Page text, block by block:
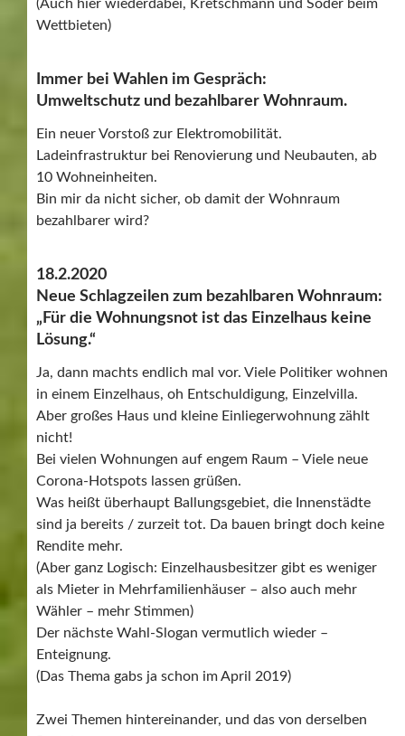
(Auch hier wiederdabei, Kretschmann und Söder beim
Wettbieten)
Immer bei Wahlen im Gespräch:
Umweltschutz und bezahlbarer Wohnraum.
Ein neuer Vorstoß zur Elektromobilität.
Ladeinfrastruktur bei Renovierung und Neubauten, ab
10 Wohneinheiten.
Bin mir da nicht sicher, ob damit der Wohnraum
bezahlbarer wird?
18.2.2020
Neue Schlagzeilen zum bezahlbaren Wohnraum:
„Für die Wohnungsnot ist das Einzelhaus keine
Lösung.“
Ja, dann machts endlich mal vor. Viele Politiker wohnen
in einem Einzelhaus, oh Entschuldigung, Einzelvilla.
Aber großes Haus und kleine Einliegerwohnung zählt
nicht!
Bei vielen Wohnungen auf engem Raum – Viele neue
Corona-Hotspots lassen grüßen.
Was heißt überhaupt Ballungsgebiet, die Innenstädte
sind ja bereits / zurzeit tot. Da bauen bringt doch keine
Rendite mehr.
(Aber ganz Logisch: Einzelhausbesitzer gibt es weniger
als Mieter in Mehrfamilienhäuser – also auch mehr
Wähler – mehr Stimmen)
Der nächste Wahl-Slogan vermutlich wieder –
Enteignung.
(Das Thema gabs ja schon im April 2019)
Zwei Themen hintereinander, und das von derselben